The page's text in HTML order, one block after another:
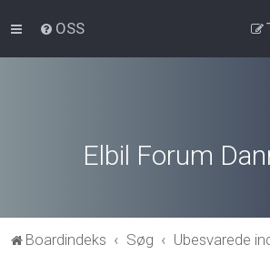
OSS
Elbil Forum
Boardindeks Søg Ubesvarede